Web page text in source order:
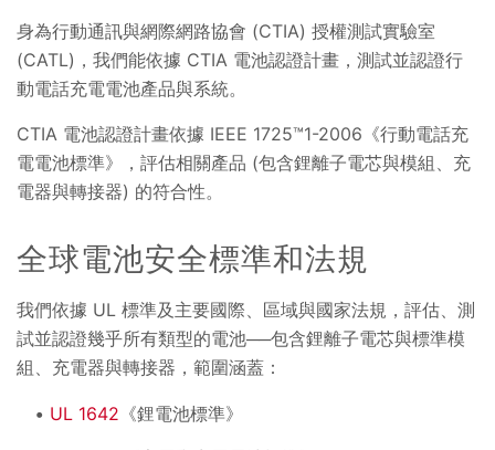
身為行動通訊與網際網路協會 (CTIA) 授權測試實驗室
(CATL)，我們能依據 CTIA 電池認證計畫，測試並認證行
動電話充電電池產品與系統。
CTIA 電池認證計畫依據 IEEE 1725™1-2006《行動電話充
電電池標準》，評估相關產品 (包含鋰離子電芯與模組、充
電器與轉接器) 的符合性。
全球電池安全標準和法規
我們依據 UL 標準及主要國際、區域與國家法規，評估、測
試並認證幾乎所有類型的電池──包含鋰離子電芯與標準模
組、充電器與轉接器，範圍涵蓋：
UL 1642 《鋰電池標準》